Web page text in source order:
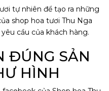
tự nhiên để tạo ra những
shop hoa tươi Thu Nga
cầu của khách hàng.
ĐÚNG SẢN
HÌNH